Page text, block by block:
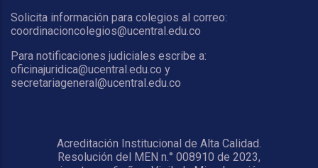
Solicita información para colegios al correo:
coordinacioncolegios@ucentral.edu.co
Para notificaciones judiciales escribe a:
oficinajuridica@ucentral.edu.co y
secretariageneral@ucentral.edu.co
Acreditación Institucional de Alta Calidad.
Resolución del MEN n.° 008910 de 2023,